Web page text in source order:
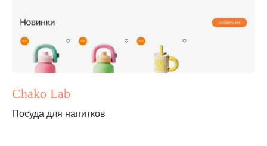
Chako Lab
Посуда для напитков